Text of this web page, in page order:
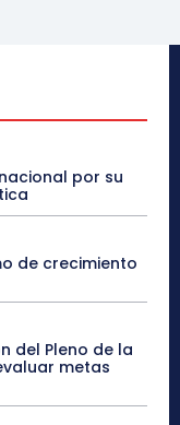
por su
de crecimiento
del Pleno de la
metas